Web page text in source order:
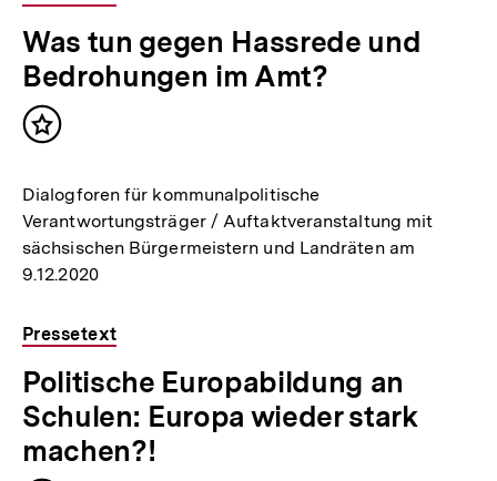
Was tun gegen Hassrede und
Bedrohungen im Amt?
Inhalt
Dialogforen für kommunalpolitische
Verantwortungsträger / Auftaktveranstaltung mit
sächsischen Bürgermeistern und Landräten am
9.12.2020
Pressetext
Politische Europabildung an
Schulen: Europa wieder stark
machen?!